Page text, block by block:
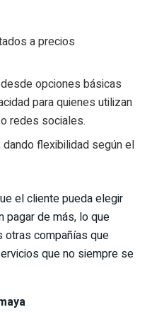
a precios
opciones básicas
para quienes utilizan
redes sociales.
flexibilidad según el
el cliente pueda elegir
pagar de más, lo que
otras compañías que
que no siempre se